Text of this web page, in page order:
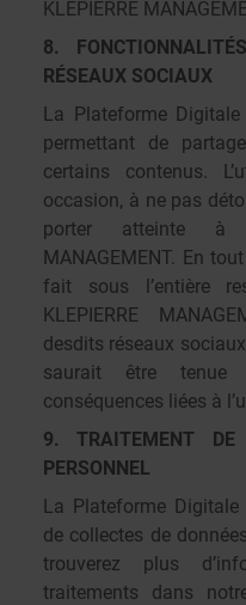
KLEPIERRE
8.
RÉSEAUX SOCIAUX
La Plateforme
permettant de
certains contenus.
occasion, à ne pas
porter atteinte à
MANAGEMENT. En
fait sous l’entière
KLEPIERRE
desdits réseaux
saurait être tenue
conséquences liées à
9. TRAITEMENT DE
PERSONNEL
La Plateforme
de collectes de
trouverez plus
traitements dans